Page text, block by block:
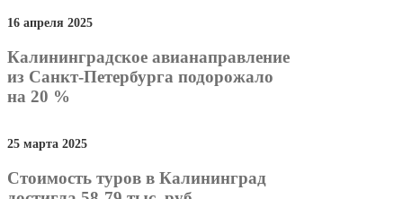
16 апреля 2025
Калининградское авианаправление
из Санкт-Петербурга подорожало
на 20 %
25 марта 2025
Стоимость туров в Калининград